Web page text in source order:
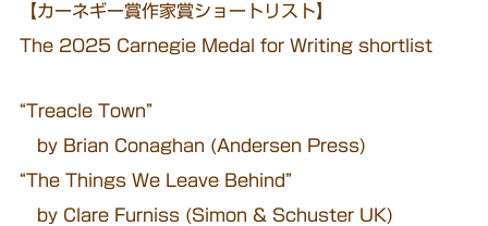
【カーネギー賞作家賞ショートリスト】
The 2025 Carnegie Medal for Writing shortlist
“Treacle Town”
by Brian Conaghan (Andersen Press)
“The Things We Leave Behind”
by Clare Furniss (Simon & Schuster UK)